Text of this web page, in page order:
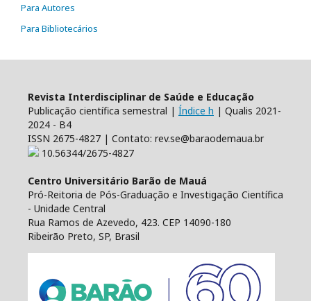
Para Autores
Para Bibliotecários
Revista Interdisciplinar de Saúde e Educação
Publicação científica semestral | Índice h | Qualis 2021-
2024 - B4
ISSN 2675-4827 | Contato: rev.se@baraodemaua.br
10.56344/2675-4827
Centro Universitário Barão de Mauá
Pró-Reitoria de Pós-Graduação e Investigação Científica
- Unidade Central
Rua Ramos de Azevedo, 423. CEP 14090-180
Ribeirão Preto, SP, Brasil